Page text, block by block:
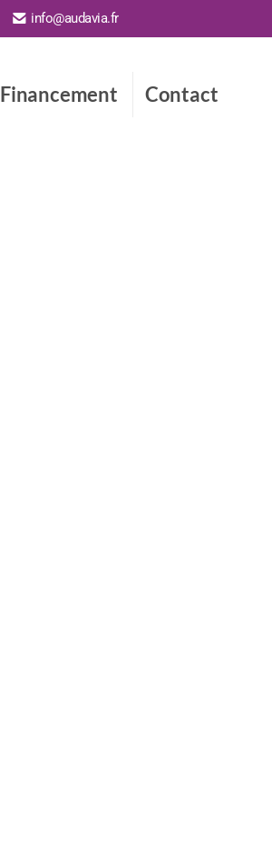
info@audavia.fr
Financement Contact